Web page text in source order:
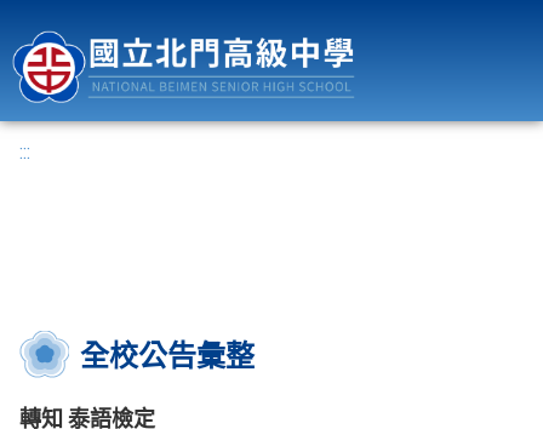
:::
全校公告彙整
轉知 泰語檢定